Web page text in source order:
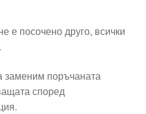
е посочено друго, всички
заменим поръчаната
според